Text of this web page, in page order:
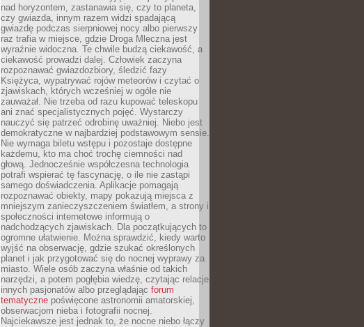
nad horyzontem, zastanawia się, czy to planeta,
czy gwiazda, innym razem widzi spadającą
gwiazdę podczas sierpniowej nocy albo pierwszy
raz trafia w miejsce, gdzie Droga Mleczna jest
wyraźnie widoczna. Te chwile budzą ciekawość, a
ciekawość prowadzi dalej. Człowiek zaczyna
rozpoznawać gwiazdozbiory, śledzić fazy
Księżyca, wypatrywać rojów meteorów i czytać o
zjawiskach, których wcześniej w ogóle nie
zauważał. Nie trzeba od razu kupować teleskopu
ani znać specjalistycznych pojęć. Wystarczy
nauczyć się patrzeć odrobinę uważniej. Niebo jest
demokratyczne w najbardziej podstawowym sensie.
Nie wymaga biletu wstępu i pozostaje dostępne
każdemu, kto ma choć trochę ciemności nad
głową. Jednocześnie współczesna technologia
potrafi wspierać tę fascynację, o ile nie zastąpi
samego doświadczenia. Aplikacje pomagają
rozpoznawać obiekty, mapy pokazują miejsca z
mniejszym zanieczyszczeniem światłem, a strony i
społeczności internetowe informują o
nadchodzących zjawiskach. Dla początkujących to
ogromne ułatwienie. Można sprawdzić, kiedy warto
wyjść na obserwację, gdzie szukać określonych
planet i jak przygotować się do nocnej wyprawy za
miasto. Wiele osób zaczyna właśnie od takich
narzędzi, a potem pogłębia wiedzę, czytając relacje
innych pasjonatów albo przeglądając forum
tematyczne poświęcone astronomii amatorskiej,
obserwacjom nieba i fotografii nocnej.
Najciekawsze jest jednak to, że nocne niebo łączy